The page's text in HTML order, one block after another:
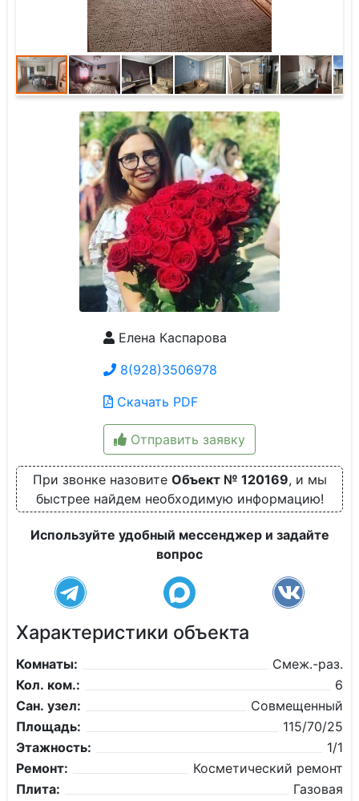
Елена Каспарова
8(928)3506978
Скачать PDF
Отправить заявку
При звонке назовите Объект № 120169, и мы
быстрее найдем необходимую информацию!
Используйте удобный мессенджер и задайте
вопрос
Характеристики объекта
Комнаты:
Смеж.-раз.
Кол. ком.:
6
Сан. узел:
Совмещенный
Площадь:
115/70/25
Этажность:
1/1
Ремонт:
Косметический ремонт
Плита:
Газовая